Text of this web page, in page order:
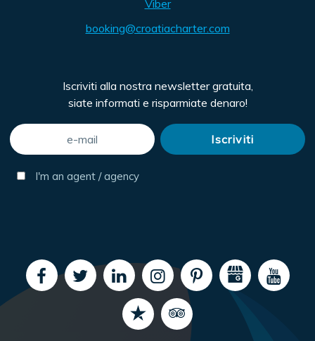
Viber
booking@croatiacharter.com
Iscriviti alla nostra newsletter gratuita,
siate informati e risparmiate denaro!
I'm an agent / agency